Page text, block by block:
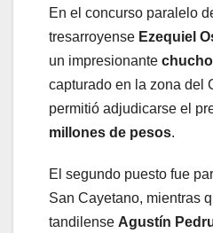
En el concurso paralelo
tresarroyense Ezequiel
un impresionante
capturado en la zona del
permitió adjudicarse el
millones de pesos.
El segundo puesto fue
San Cayetano, mientras
tandilense Agustín